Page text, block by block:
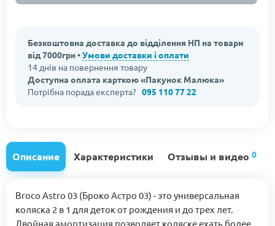
Безкоштовна доставка до відділення НП на товари
від 7000грн •Умови доставки і оплати
14 днів на повернення товару
Доступна оплата карткою «Пакунок Малюка»
Потрібна порада експерта? 095 110 77 22
Описание Характеристики Отзывы и видео 0
Broco Astro 03 (Броко Астро 03) - это универсальная
коляска 2 в 1 для деток от рождения и до трех лет.
Двойная амортизация позволяет коляске ехать более